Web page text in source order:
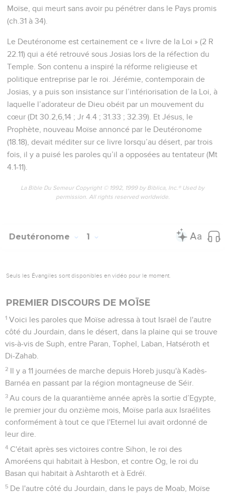
Moïse, qui meurt sans avoir pu pénétrer dans le Pays promis
(ch.31 à 34).
Le Deutéronome est certainement ce « livre de la Loi » (2 R
22.11) qui a été retrouvé sous Josias lors de la réfection du
Temple. Son contenu a inspiré la réforme religieuse et
politique entreprise par le roi. Jérémie, contemporain de
Josias, y a puis son insistance sur l’intériorisation de la Loi, à
laquelle l’adorateur de Dieu obéit par un mouvement du
cœur (Dt 30.2,6,14 ; Jr 4.4 ; 31.33 ; 32.39). Et Jésus, le
Prophète, nouveau Moïse annoncé par le Deutéronome
(18.18), devait méditer sur ce livre lorsqu’au désert, par trois
fois, il y a puisé les paroles qu’il a opposées au tentateur (Mt
4.1-11).
La Bible Du Semeur Copyright © 1992, 1999 by Biblica, Inc.® Used by
permission. All rights reserved worldwide.
Deutéronome 1
Seuls les Évangiles sont disponibles en vidéo pour le moment.
PREMIER DISCOURS DE MOÏSE
1 Voici les paroles que Moïse adressa à tout Israël de l'autre
côté du Jourdain, dans le désert, dans la plaine qui se trouve
vis-à-vis de Suph, entre Paran, Tophel, Laban, Hatséroth et
Di-Zahab.
2 Il y a 11 journées de marche depuis Horeb jusqu'à Kadès-
Barnéa en passant par la région montagneuse de Séir.
3 Au cours de la quarantième année après la sortie d’Egypte,
le premier jour du onzième mois, Moïse parla aux Israélites
conformément à tout ce que l'Eternel lui avait ordonné de
leur dire.
4 C'était après ses victoires contre Sihon, le roi des
Amoréens qui habitait à Hesbon, et contre Og, le roi du
Basan qui habitait à Ashtaroth et à Edréï.
5 De l'autre côté du Jourdain, dans le pays de Moab, Moïse